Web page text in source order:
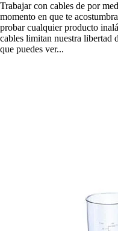
Trabajar con cables de por
momento en que te
probar cualquier producto
cables limitan nuestra libertad
que puedes ver...